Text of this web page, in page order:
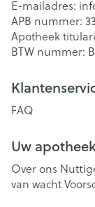
E-mailadres:
APB nummer:
Apotheek
BTW nummer:
FAQ
Uw apotheek
Over ons
van wacht